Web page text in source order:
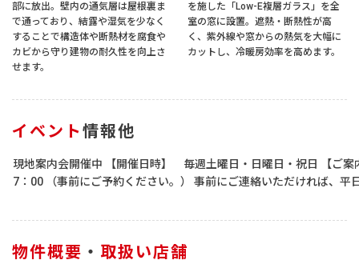
部に放出。壁内の通気層は屋根裏ま
で通っており、結露や湿気を少なく
することで構造体や断熱材を腐食や
カビから守り建物の耐久性を向上さ
せます。
を施した「Low-E複層ガラス」を全
室の窓に設置。遮熱・断熱性が高
く、紫外線や窓からの熱気を大幅に
カットし、冷暖房効率を高めます。
イベント 情報他
現地案内会開催中 【開催日時】 毎週土曜日・日曜日・祝日 【ご
7：00 （事前にご予約ください。） 事前にご連絡いただければ、平
物件概要 ・ 取扱い店舗